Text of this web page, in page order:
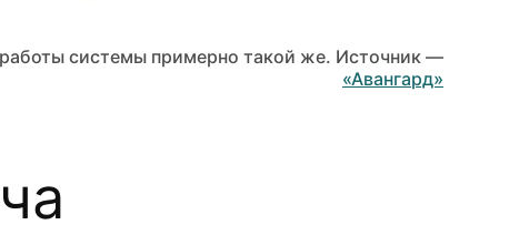
системы примерно такой же. Источник —
«Авангард»